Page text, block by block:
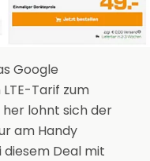
Google
Tarif zum
lohnt sich der
am Handy
Deal mit